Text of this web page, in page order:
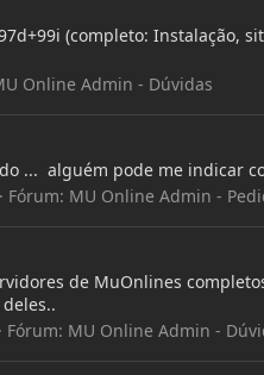
(completo: Instalação,
Online Admin - Dúvidas
... alguém pode me indicar
Fórum: MU Online Admin -
de MuOnlines
Fórum: MU Online Admin -